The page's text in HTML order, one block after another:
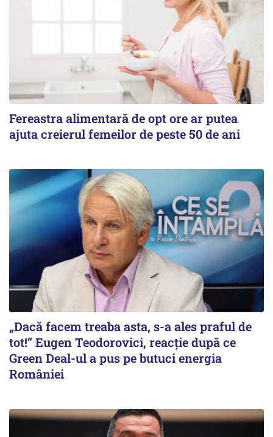
Fereastra alimentară de opt ore ar putea
ajuta creierul femeilor de peste 50 de ani
„Dacă facem treaba asta, s-a ales praful de
tot!” Eugen Teodorovici, reacție după ce
Green Deal-ul a pus pe butuci energia
României